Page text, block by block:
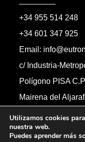
+34 955 514 248
+34 601 347 925
Email:
c/ Industria-
Polígono PISA
Mairena del
Formulario de
Utilizamos cookies
nuestra web.
Puedes aprender más